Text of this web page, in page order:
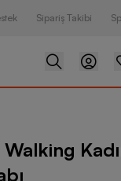
Sipariş Takibi